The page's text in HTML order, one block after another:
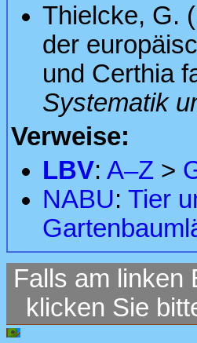
Thielcke, G.
der
und Certhia
Systematik
Verweise:
LBV: A–Z >
NABU: Tier
Falls am linken
klicken Sie